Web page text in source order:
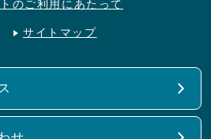
のご利用にあたって
サイトマップ